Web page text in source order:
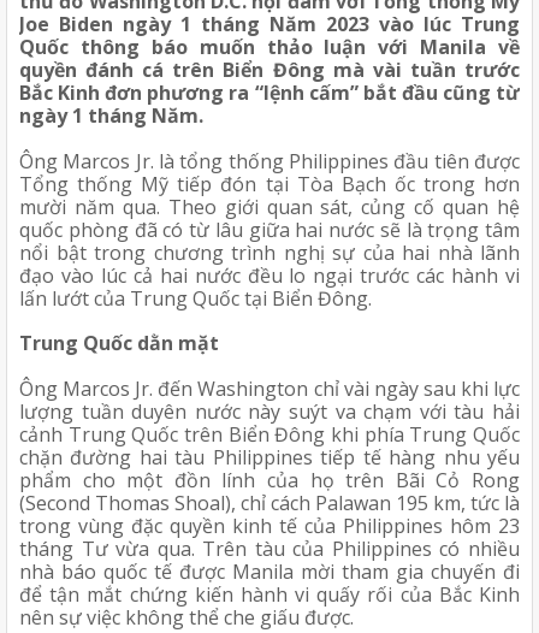
Joe Biden ngày 1 tháng Năm 2023 vào lúc Trung
Quốc thông báo muốn thảo luận với Manila về
quyền đánh cá trên Biển Đông mà vài tuần trước
Bắc Kinh đơn phương ra “lệnh cấm” bắt đầu cũng từ
ngày 1 tháng Năm.
Ông Marcos Jr. là tổng thống Philippines đầu tiên được
Tổng thống Mỹ tiếp đón tại Tòa Bạch ốc trong hơn
mười năm qua. Theo giới quan sát, củng cố quan hệ
quốc phòng đã có từ lâu giữa hai nước sẽ là trọng tâm
nổi bật trong chương trình nghị sự của hai nhà lãnh
đạo vào lúc cả hai nước đều lo ngại trước các hành vi
lấn lướt của Trung Quốc tại Biển Đông.
Trung Quốc dằn mặt
Ông Marcos Jr. đến Washington chỉ vài ngày sau khi lực
lượng tuần duyên nước này suýt va chạm với tàu hải
cảnh Trung Quốc trên Biển Đông khi phía Trung Quốc
chặn đường hai tàu Philippines tiếp tế hàng nhu yếu
phẩm cho một đồn lính của họ trên Bãi Cỏ Rong
(Second Thomas Shoal), chỉ cách Palawan 195 km, tức là
trong vùng đặc quyền kinh tế của Philippines hôm 23
tháng Tư vừa qua. Trên tàu của Philippines có nhiều
nhà báo quốc tế được Manila mời tham gia chuyến đi
để tận mắt chứng kiến hành vi quấy rối của Bắc Kinh
nên sự việc không thể che giấu được.